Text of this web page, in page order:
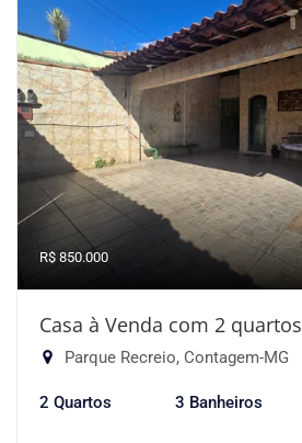
R$ 850.000
Casa à Venda com 2 quartos
Parque Recreio, Contagem-MG
2 Quartos 3 Banheiros